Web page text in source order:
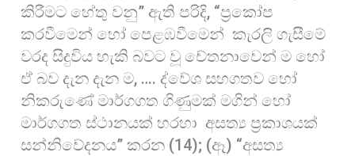
කිරීමට හේතු වනු” ඇති පරිදි, “ප්‍රකෝප
කරවීමෙන් හෝ පෙළඹවීමෙන් කැරලි ගැසීමේ
වරද සිදුවිය හැකි බවට වූ චේතනාවෙන් ම හෝ
ඒ බව දැන දැන ම, …. ද්වේශ සහගතව හෝ
නිකරුණේ මාර්ගගත ගිණුමක් මගින් හෝ
මාර්ගගත ස්ථානයක් හරහා අසත්‍ය ප්‍රකාශයක්
සන්නිවේදනය” කරන (14); (ඈ) “අසත්‍ය